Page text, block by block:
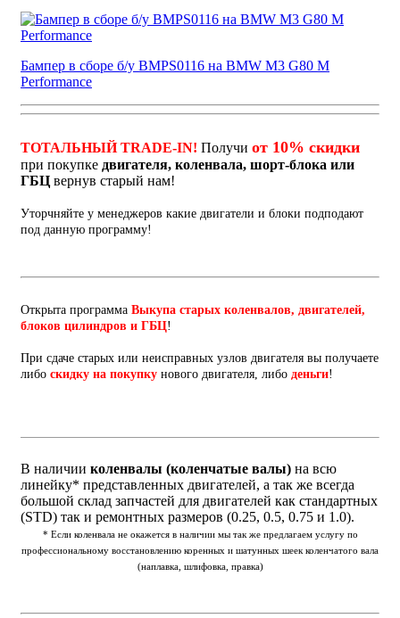
Бампер в сборе б/у BMPS0116 на BMW M3 G80 M
Performance
ТОТАЛЬНЫЙ TRADE-IN! Получи от 10% скидки
при покупке двигателя, коленвала, шорт-блока или
ГБЦ вернув старый нам!
Уторчняйте у менеджеров какие двигатели и блоки подподают
под данную программу!
Открыта программа Выкупа старых коленвалов, двигателей,
блоков цилиндров и ГБЦ!
При сдаче старых или неисправных узлов двигателя вы получаете
либо скидку на покупку нового двигателя, либо деньги!
В наличии коленвалы (коленчатые валы) на всю
линейку* представленных двигателей, а так же всегда
большой склад запчастей для двигателей как стандартных
(STD) так и ремонтных размеров (0.25, 0.5, 0.75 и 1.0).
* Если коленвала не окажется в наличии мы так же предлагаем услугу по
профессиональному восстановлению коренных и шатунных шеек коленчатого вала
(наплавка, шлифовка, правка)